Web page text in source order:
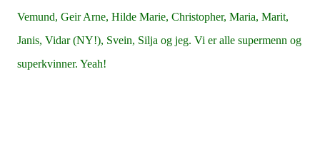
Vemund, Geir Arne, Hilde Marie, Christopher, Maria, Marit,
Janis, Vidar (NY!), Svein, Silja og jeg. Vi er alle supermenn og
superkvinner. Yeah!